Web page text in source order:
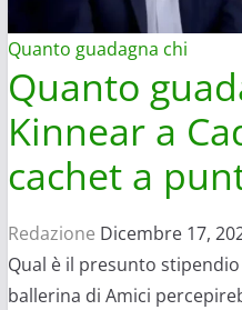
Quanto guadagna chi
Quanto
Kinnear a
cachet a
Redazione Dicembre 17,
Qual è il presunto
ballerina di Amici